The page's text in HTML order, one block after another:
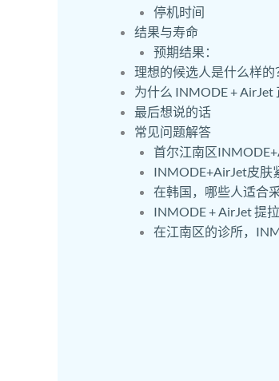
停机时间
结果与寿命
预期结果：
理想的候选人是什么样的
为什么 INMODE +
最后想说的话
常见问题解答
首尔江南区
INMODE+AirJet皮肤
在韩国，哪些人适合
INMODE + AirJet 提
在江南区的诊所，